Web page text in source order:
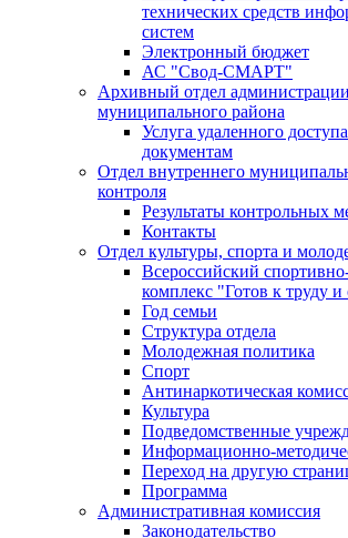
технических средств
систем
Электронный бюджет
АС "Свод-СМАРТ"
Архивный отдел
муниципального района
Услуга удаленного
документам
Отдел внутреннего
контроля
Результаты контрольных
Контакты
Отдел культуры, спорта и
Всероссийский
комплекс "Готов к труду и
Год семьи
Структура отдела
Молодежная политика
Спорт
Антинаркотическая
Культура
Подведомственные
Информационно-
Переход на другую
Программа
Административная комиссия
Законодательство